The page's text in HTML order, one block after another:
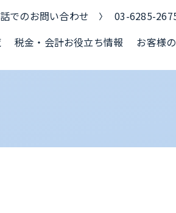
でのお問い合わせ 03-6285-
税金・会計お役立ち情報 お客様